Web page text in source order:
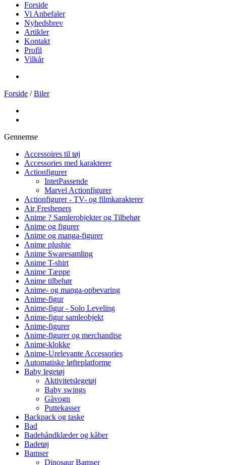
Forside
Vi Anbefaler
Nyhedsbrev
Artikler
Kontakt
Profil
Vilkår
Forside / Biler
Gennemse
Accessoires til tøj
Accessories med karakterer
Actionfigurer
IntetPassende
Marvel Actionfigurer
Actionfigurer - TV- og filmkarakterer
Air Fresheners
Anime ? Samlerobjekter og Tilbehør
Anime og figurer
Anime og manga-figurer
Anime plushie
Anime Swaresamling
Anime T-shirt
Anime Tæppe
Anime tilbehør
Anime- og manga-opbevaring
Anime-figur
Anime-figur - Solo Leveling
Anime-figur samleobjekt
Anime-figurer
Anime-figurer og merchandise
Anime-klokke
Anime-Urelevante Accessories
Automatiske løfteplatforme
Baby legetøj
Aktivitetslegetøj
Baby swings
Gåvogn
Puttekasser
Backpack og taske
Bad
Badehåndklæder og kåber
Badetøj
Bamser
Dinosaur Bamser